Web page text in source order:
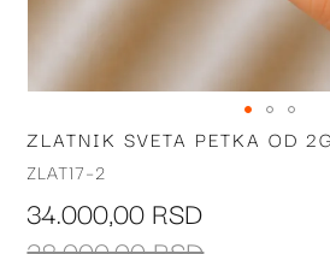
Skip
the
beginning
ZLATNIK SVETA PETKA OD
ZLAT17-2
34.000,00 RSD